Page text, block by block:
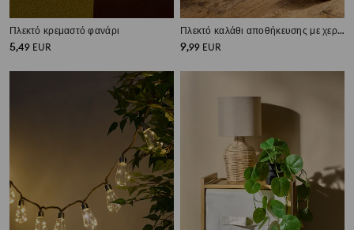
Πλεκτό κρεμαστό φανάρι
5,49 EUR
Πλεκτό καλάθι αποθήκευσης με χερούλια
9,99 EUR